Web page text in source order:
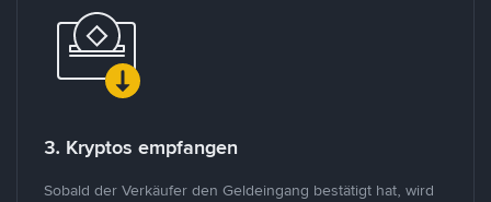
3. Kryptos empfangen
Sobald der Verkäufer den Geldeingang bestätigt hat, wird